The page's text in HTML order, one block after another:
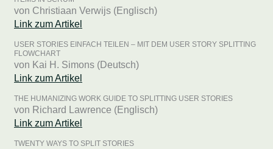
von Christiaan Verwijs (Englisch)
Link zum Artikel
USER STORIES EINFACH TEILEN – MIT DEM USER STORY SPLITTING
FLOWCHART
von Kai H. Simons (Deutsch)
Link zum Artikel
THE HUMANIZING WORK GUIDE TO SPLITTING USER STORIES
von Richard Lawrence (Englisch)
Link zum Artikel
TWENTY WAYS TO SPLIT STORIES